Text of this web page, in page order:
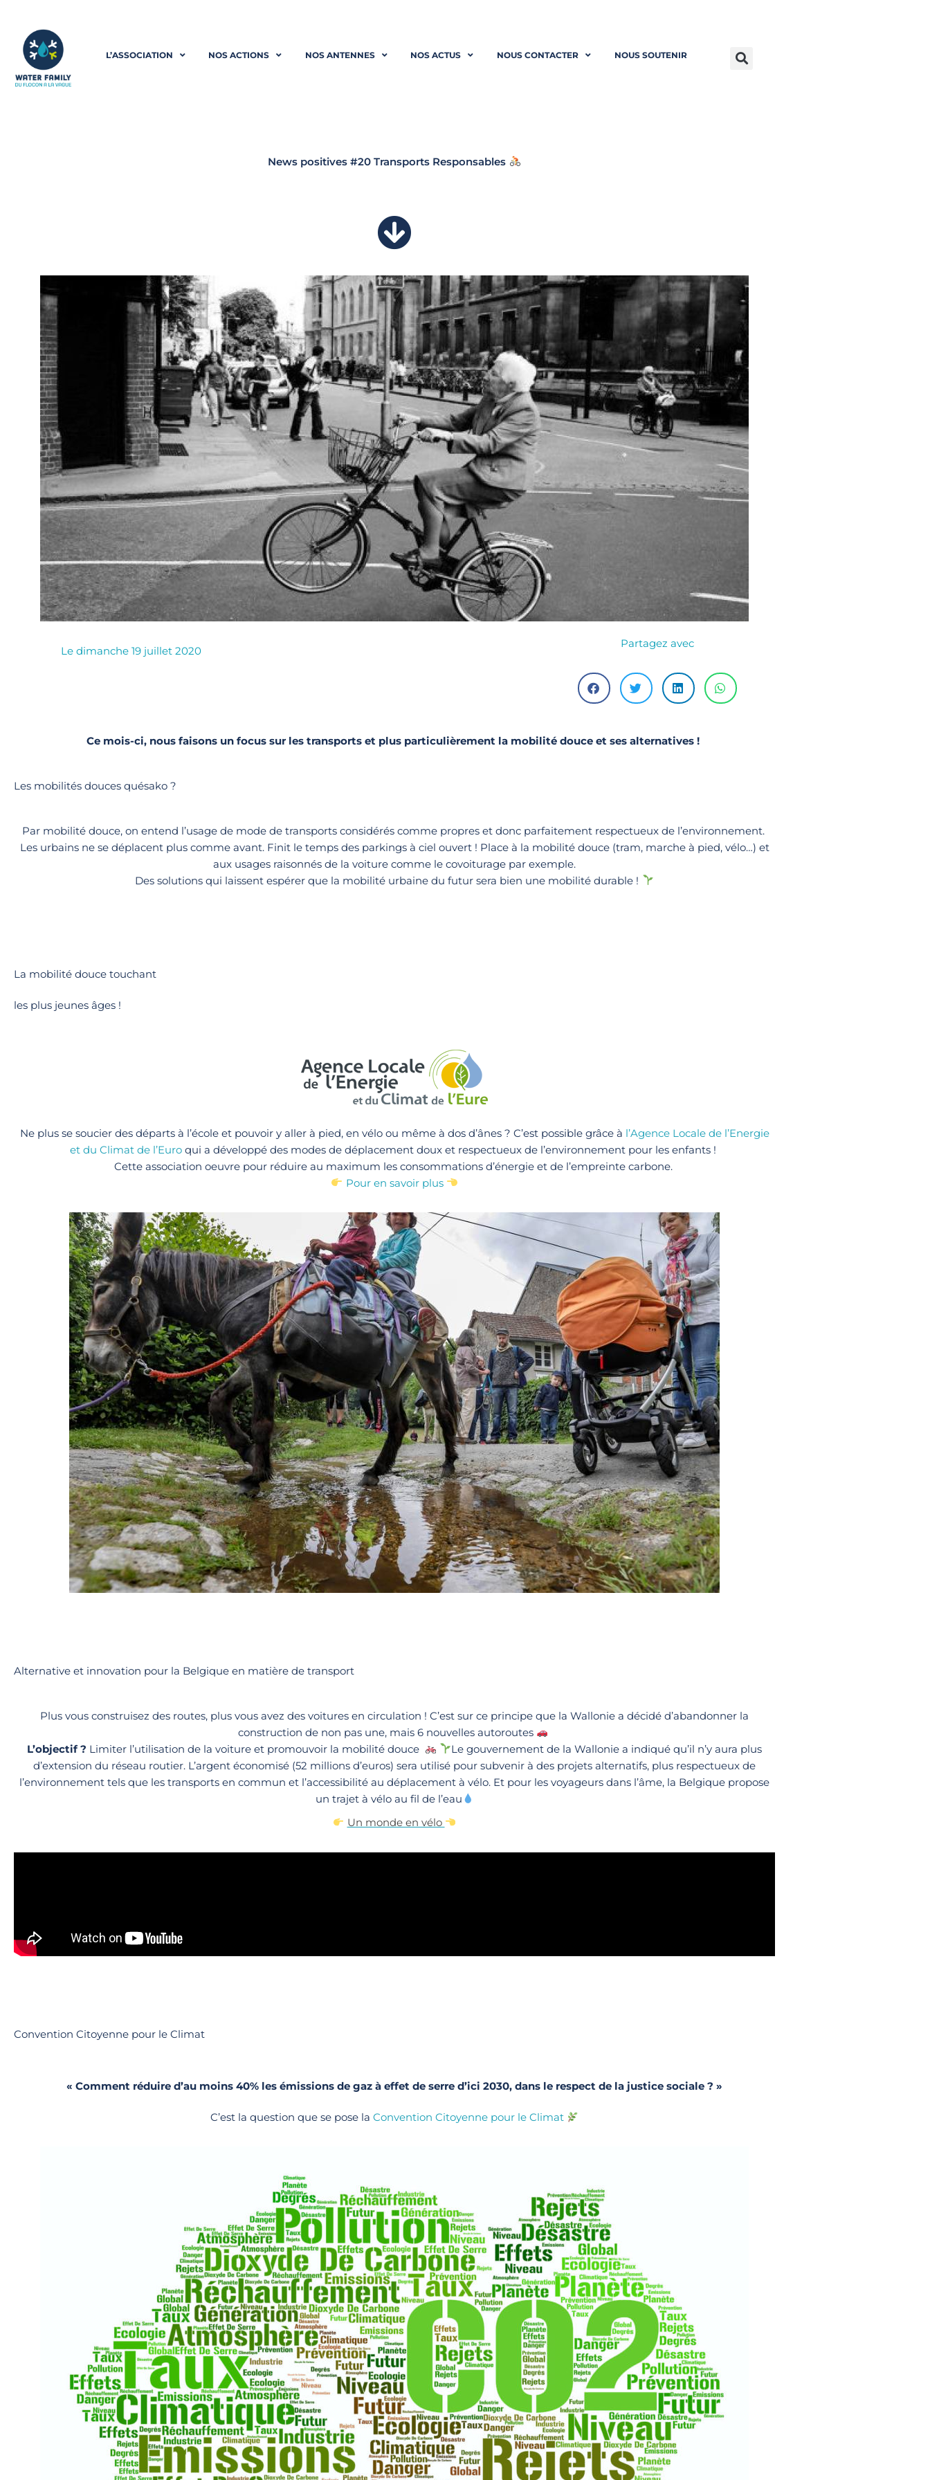
contenu
L’ASSOCIATION NOS ACTIONS NOS ANTENNES NOS ACTUS NOUS CONTACTER NOUS SOUTENIR
News positives #20 Transports Responsables
Ledimanche 19 juillet 2020
Partagez avec
Ce mois-ci, nous faisons un focus sur les transports et plus particulièrement la mobilité douce et ses alternatives !
Les mobilités douces quésako ?
Par mobilité douce, on entend l’usage de mode de transports considérés comme propres et donc parfaitement respectueux de l’environnement.
Les urbains ne se déplacent plus comme avant. Finit le temps des parkings à ciel ouvert ! Place à la mobilité douce (tram, marche à pied, vélo…) et
aux usages raisonnés de la voiture comme le covoiturage par exemple.
Des solutions qui laissent espérer que la mobilité urbaine du futur sera bien une mobilité durable !
La mobilité douce touchant
les plus jeunes âges !
Ne plus se soucier des départs à l’école et pouvoir y aller à pied, en vélo ou même à dos d’ânes ? C’est possible grâce à l’Agence Locale de l’Energie
et du Climat de l’Euro qui a développé des modes de déplacement doux et respectueux de l’environnement pour les enfants !
Cette association oeuvre pour réduire au maximum les consommations d’énergie et de l’empreinte carbone.
Pour en savoir plus
Alternative et innovation pour la Belgique en matière de transport
Plus vous construisez des routes, plus vous avez des voitures en circulation ! C’est sur ce principe que la Wallonie a décidé d’abandonner la
construction de non pas une, mais 6 nouvelles autoroutes
L’objectif ? Limiter l’utilisation de la voiture et promouvoir la mobilité douce
Le gouvernement de la Wallonie a indiqué qu’il n’y aura plus
d’extension du réseau routier. L’argent économisé (52 millions d’euros) sera utilisé pour subvenir à des projets alternatifs, plus respectueux de
l’environnement tels que les transports en commun et l’accessibilité au déplacement à vélo. Et pour les voyageurs dans l’âme, la Belgique propose
un trajet à vélo au fil de l’eau
Un monde en vélo
Convention Citoyenne pour le Climat
« Comment réduire d’au moins 40% les émissions de gaz à effet de serre d’ici 2030, dans le respect de la justice sociale ? »
C’est la question que se pose la Convention Citoyenne pour le Climat